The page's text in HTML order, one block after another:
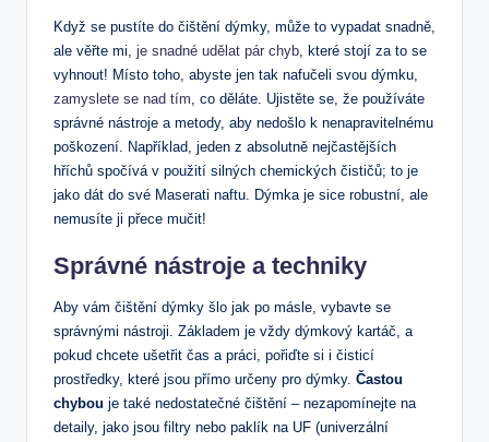
Když se pustíte do čištění dýmky, může to vypadat snadně,
ale věřte mi, je snadné udělat pár chyb, které stojí za to se
vyhnout! Místo toho, abyste jen tak nafučeli svou dýmku,
zamyslete se nad tím, co děláte. Ujistěte se, že používáte
správné nástroje a metody, aby nedošlo k nenapravitelnému
poškození. Například, jeden z absolutně nejčastějších
hříchů spočívá v použití silných chemických čističů; to je
jako dát do své Maserati naftu. Dýmka je sice robustní, ale
nemusíte ji přece mučit!
Správné nástroje a techniky
Aby vám čištění dýmky šlo jak po másle, vybavte se
správnými nástroji. Základem je vždy dýmkový kartáč, a
pokud chcete ušetřit čas a práci, pořiďte si i čisticí
prostředky, které jsou přímo určeny pro dýmky. Častou
chybou je také nedostatečné čištění – nezapomínejte na
detaily, jako jsou filtry nebo paklík na UF (univerzální